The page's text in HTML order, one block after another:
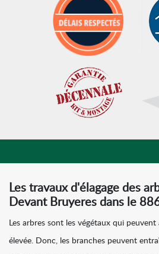
Les travaux d'élagage des
Devant Bruyeres dans le
Les arbres sont les végétaux qui
élevée. Donc, les branches peuvent